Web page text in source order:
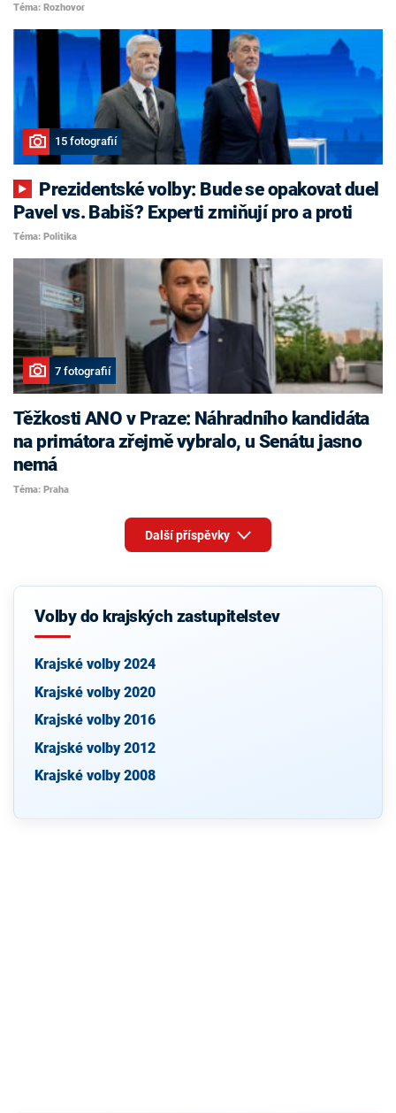
Téma: Rozhovor
15 fotografií
Pavel vs. Babiš? Experti zmiňují pro a proti
Téma: Politika
7 fotografií
Těžkosti ANO v Praze: Náhradního kandidáta
na primátora zřejmě vybralo, u Senátu jasno
nemá
Téma: Praha
Další příspěvky
Volby do krajských zastupitelstev
Krajské volby 2024
Krajské volby 2020
Krajské volby 2016
Krajské volby 2012
Krajské volby 2008